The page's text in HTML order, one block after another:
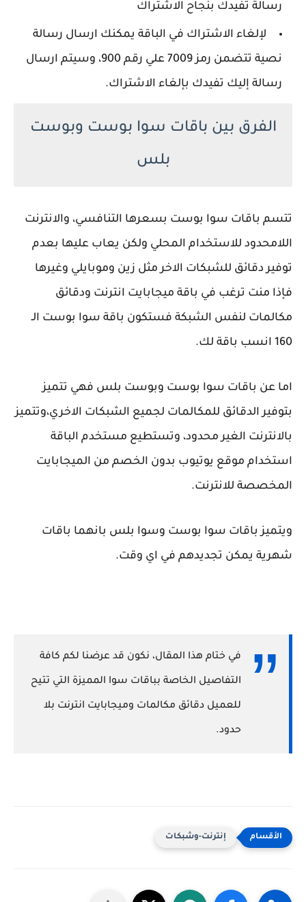
رسالة تفيدك بنجاح الاشتراك
لإلغاء الاشتراك في الباقة يمكنك ارسال رسالة
نصية تتضمن رمز 7009 علي رقم 900، وسيتم ارسال
رسالة إليك تفيدك بإلغاء الاشتراك.
الفرق بين باقات سوا بوست وبوست
بلس
تتسم باقات سوا بوست بسعرها التنافسي، والانترنت
اللامحدود للاستخدام المحلي ولكن يعاب عليها بعدم
توفير دقائق للشبكات الاخر مثل زين وموبايلي وغيرها
فإذا منت ترغب في باقة ميجابايت انترنت ودقائق
مكالمات لنفس الشبكة فستكون باقة سوا بوست الـ
160 انسب باقة لك.
اما عن باقات سوا بوست وبوست بلس فهي تتميز
بتوفير الدقائق للمكالمات لجميع الشبكات الاخري،وتتميز
بالانترنت الغير محدود، وتستطيع مستخدم الباقة
استخدام موقع يوتيوب بدون الخصم من الميجابايت
المخصصة للانترنت.
ويتميز باقات سوا بوست وسوا بلس بانهما باقات
شهرية يمكن تجديدهم في اي وقت.
في ختام هذا المقال، نكون قد عرضنا لكم كافة
التفاصيل الخاصة بباقات سوا المميزة التي تتيح
للعميل دقائق مكالمات وميجابايت انترنت بلا
حدود.
إنترنت-وشبكات